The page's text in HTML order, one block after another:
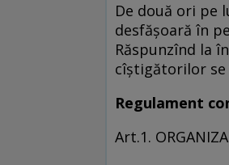
De două ori pe
desfăşoară în
Răspunzînd la
cîştigătorilor se
Regulament
Art.1.